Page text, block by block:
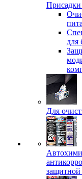
Присадки
для
Для
защитной